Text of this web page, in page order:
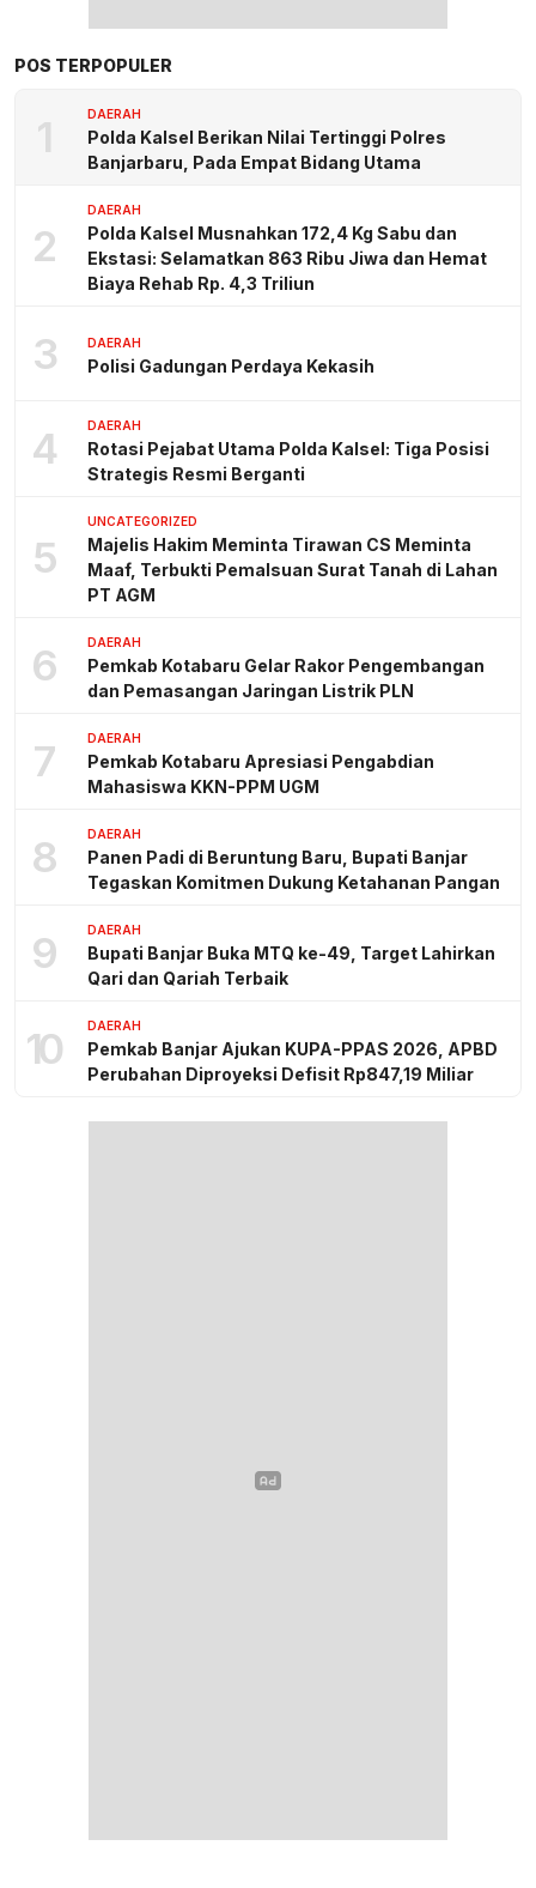
POS TERPOPULER
1 DAERAH
Polda Kalsel Berikan Nilai Tertinggi Polres
Banjarbaru, Pada Empat Bidang Utama
2
DAERAH
Polda Kalsel Musnahkan 172,4 Kg Sabu dan
Ekstasi: Selamatkan 863 Ribu Jiwa dan Hemat
Biaya Rehab Rp. 4,3 Triliun
3 DAERAH
Polisi Gadungan Perdaya Kekasih
4 DAERAH
Rotasi Pejabat Utama Polda Kalsel: Tiga Posisi
Strategis Resmi Berganti
5
UNCATEGORIZED
Majelis Hakim Meminta Tirawan CS Meminta
Maaf, Terbukti Pemalsuan Surat Tanah di Lahan
PT AGM
6 DAERAH
Pemkab Kotabaru Gelar Rakor Pengembangan
dan Pemasangan Jaringan Listrik PLN
7 DAERAH
Pemkab Kotabaru Apresiasi Pengabdian
Mahasiswa KKN-PPM UGM
8 DAERAH
Panen Padi di Beruntung Baru, Bupati Banjar
Tegaskan Komitmen Dukung Ketahanan Pangan
9 DAERAH
Bupati Banjar Buka MTQ ke-49, Target Lahirkan
Qari dan Qariah Terbaik
10 DAERAH
Pemkab Banjar Ajukan KUPA-PPAS 2026, APBD
Perubahan Diproyeksi Defisit Rp847,19 Miliar